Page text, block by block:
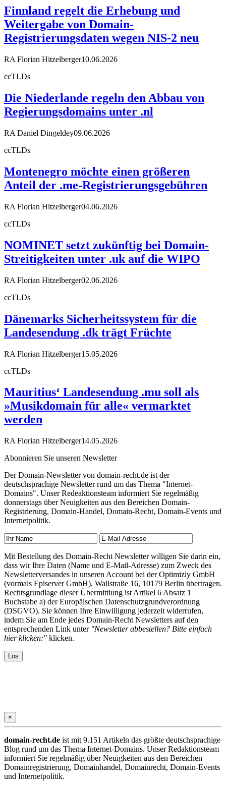
Finnland regelt die Erhebung und
Weitergabe von Domain-
Registrierungsdaten wegen NIS-2 neu
RA Florian Hitzelberger10.06.2026
ccTLDs
Die Niederlande regeln den Abbau von
Regierungsdomains unter .nl
RA Daniel Dingeldey09.06.2026
ccTLDs
Montenegro möchte einen größeren
Anteil der .me-Registrierungsgebühren
RA Florian Hitzelberger04.06.2026
ccTLDs
NOMINET setzt zukünftig bei Domain-
Streitigkeiten unter .uk auf die WIPO
RA Florian Hitzelberger02.06.2026
ccTLDs
Dänemarks Sicherheitssystem für die
Landesendung .dk trägt Früchte
RA Florian Hitzelberger15.05.2026
ccTLDs
Mauritius‘ Landesendung .mu soll als
»Musikdomain für alle« vermarktet
werden
RA Florian Hitzelberger14.05.2026
Abonnieren Sie unseren Newsletter
Der Domain-Newsletter von domain-recht.de ist der
deutschsprachige Newsletter rund um das Thema "Internet-
Domains". Unser Redeaktionsteam informiert Sie regelmäßig
donnerstags über Neuigkeiten aus den Bereichen Domain-
Registrierung, Domain-Handel, Domain-Recht, Domain-Events und
Internetpolitik.
Mit Bestellung des Domain-Recht Newsletter willigen Sie darin ein,
dass wir Ihre Daten (Name und E-Mail-Adresse) zum Zweck des
Newsletterversandes in unseren Account bei der Optimizly GmbH
(vormals Episerver GmbH), Wallstraße 16, 10179 Berlin übertragen.
Rechtsgrundlage dieser Übermittlung ist Artikel 6 Absatz 1
Buchstabe a) der Europäischen Datenschutzgrundverordnung
(DSGVO). Sie können Ihre Einwilligung jederzeit widerrufen,
indem Sie am Ende jedes Domain-Recht Newsletters auf den
entsprechenden Link unter "Newsletter abbestellen? Bitte einfach
hier klicken:" klicken.
×
domain-recht.de ist mit 9.151 Artikeln das größte deutschsprachige
Blog rund um das Thema Internet-Domains. Unser Redaktionsteam
informiert Sie regelmäßig über Neuigkeiten aus den Bereichen
Domainregistrierung, Domainhandel, Domainrecht, Domain-Events
und Internetpolitik.